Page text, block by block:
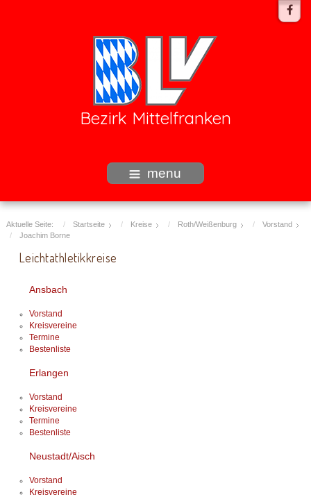
Bezirk Mittelfranken
menu
Aktuelle Seite: Startseite Kreise Roth/Weißenburg
Vorstand
Joachim Borne
Leichtathletikkreise
Ansbach
Vorstand
Kreisvereine
Termine
Bestenliste
Erlangen
Vorstand
Kreisvereine
Termine
Bestenliste
Neustadt/Aisch
Vorstand
Kreisvereine